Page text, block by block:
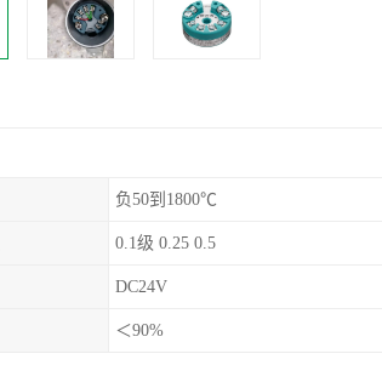
负50到1800℃
0.1级 0.25 0.5
DC24V
＜90%